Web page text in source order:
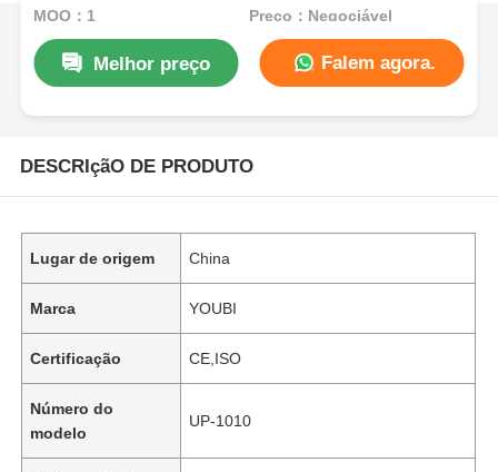
amostra de φ110 mm para suporte OEM ODM
MOQ：1 Preço：Negociável
Melhor preço Falem agora.
DESCRIçãO DE PRODUTO
Lugar de origem China
Marca YOUBI
Certificação CE,ISO
Número do
modelo
UP-1010